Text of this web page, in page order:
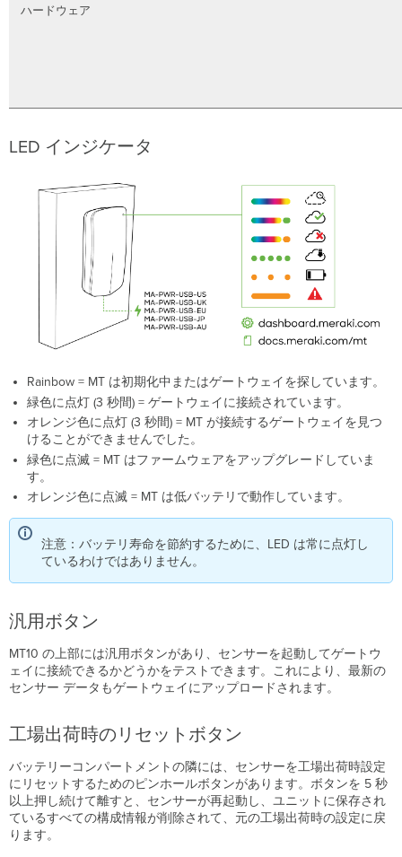
ハードウェア
LED インジケータ
Rainbow = MT は初期化中またはゲートウェイを探しています。
緑色に点灯 (3 秒間) = ゲートウェイに接続されています。
オレンジ色に点灯 (3 秒間) = MT が接続するゲートウェイを見つ
けることができませんでした。
緑色に点滅 = MT はファームウェアをアップグレードしていま
す。
オレンジ色に点滅 = MT は低バッテリで動作しています。
注意：バッテリ寿命を節約するために、LED は常に点灯し
ているわけではありません。
汎用ボタン
MT10 の上部には汎用ボタンがあり、センサーを起動してゲートウ
ェイに接続できるかどうかをテストできます。 これにより、最新の
センサー データもゲートウェイにアップロードされます。
工場出荷時のリセットボタン
バッテリーコンパートメントの隣には、センサーを工場出荷時設定
にリセットするためのピンホールボタンがあります。ボタンを 5 秒
以上押し続けて離すと、センサーが再起動し、ユニットに保存され
ているすべての構成情報が削除されて、元の工場出荷時の設定に戻
ります。